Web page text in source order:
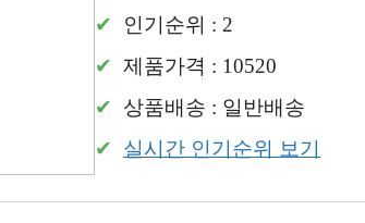
인기순위 : 2
제품가격 : 10520
상품배송 : 일반배송
실시간 인기순위 보기